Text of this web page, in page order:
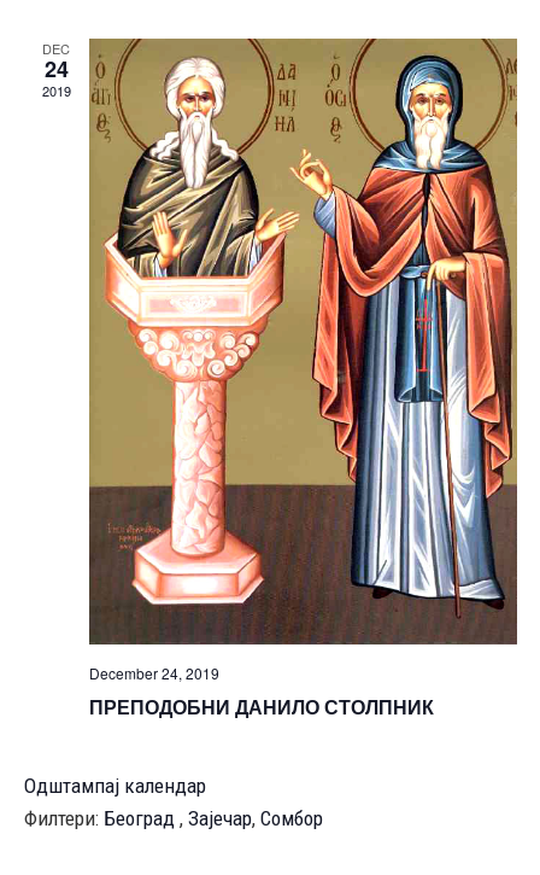
DEC
24
2019
December 24, 2019
ПРЕПОДОБНИ ДАНИЛО СТОЛПНИК
Одштампај календар
Филтери: Београд , Зајечар, Сомбор